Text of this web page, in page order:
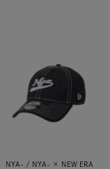
NYA- / NYA- × NEW ERA